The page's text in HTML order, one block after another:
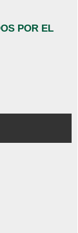
POR EL